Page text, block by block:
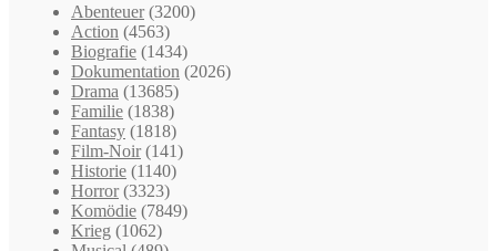
Abenteuer (3200)
Action (4563)
Biografie (1434)
Dokumentation (2026)
Drama (13685)
Familie (1838)
Fantasy (1818)
Film-Noir (141)
Historie (1140)
Horror (3323)
Komödie (7849)
Krieg (1062)